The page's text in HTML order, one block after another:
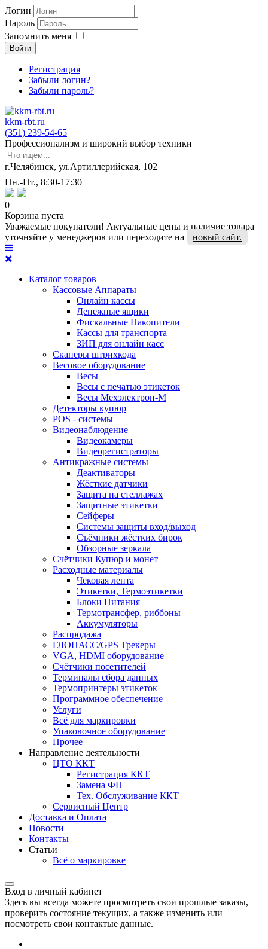
Логин
Пароль
Запомнить меня
Войти
Регистрация
Забыли логин?
Забыли пароль?
kkm-rbt.ru
(351) 239-54-65
Профессионализм и широкий выбор техники
г.Челябинск, ул.Артиллерийская, 102
Пн.-Пт., 8:30-17:30
0
Корзина пуста
Уважаемые покупатели! Актуальные цены и наличие товара
уточняйте у менеджеров или переходите на
новый сайт.
Каталог товаров
Кассовые Аппараты
Онлайн кассы
Денежные ящики
Фискальные Накопители
Кассы для транспорта
ЗИП для онлайн касс
Сканеры штрихкода
Весовое оборудование
Весы
Весы с печатью этикеток
Весы Мехэлектрон-М
Детекторы купюр
POS - системы
Видеонаблюдение
Видеокамеры
Видеорегистраторы
Антикражные системы
Деактиваторы
Жёсткие датчики
Защита на стеллажах
Защитные этикетки
Сейферы
Системы защиты вход/выход
Съёмники жёстких бирок
Обзорные зеркала
Счётчики Купюр и монет
Расходные материалы
Чековая лента
Этикетки, Термоэтикетки
Блоки Питания
Термотрансфер, риббоны
Аккумуляторы
Распродажа
ГЛОНАСС/GPS Трекеры
VGA, HDMI оборудование
Счётчики посетителей
Терминалы сбора данных
Термопринтеры этикеток
Программное обеспечение
Услуги
Всё для маркировки
Упаковочное оборудование
Прочее
Направление деятельности
ЦТО ККТ
Регистрация ККТ
Замена ФН
Тех. Обслуживание ККТ
Сервисный Центр
Доставка и Оплата
Новости
Контакты
Статьи
Всё о маркировке
Вход в личный кабинет
Здесь вы всегда можете просмотреть свои прошлые заказы,
проверить состояние текущих, а также изменить или
посмотреть свои контактые данные.